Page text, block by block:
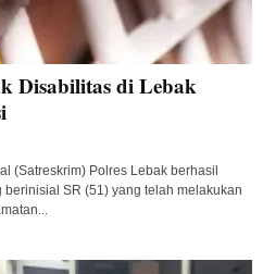
Disabilitas di Lebak
(Satreskrim) Polres Lebak berhasil
SR (51) yang telah melakukan